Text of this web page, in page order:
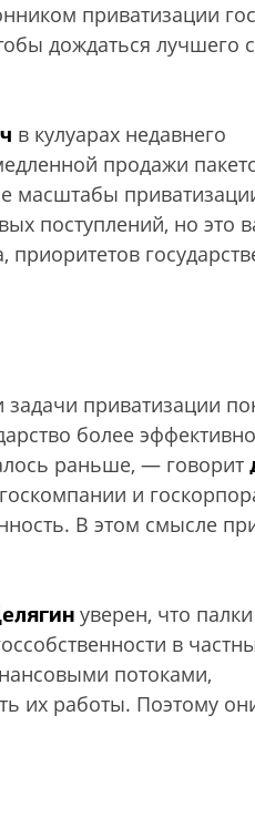
приватизации
дождаться лучшего
в кулуарах недавнего
продажи
масштабы
поступлений, но это
задачи приватизации
более
раньше, — говорит
и
В этом смысле
уверен, что
в
потоками,
их работы. Поэтому